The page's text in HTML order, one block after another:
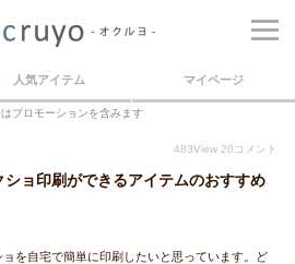
人気アイテム マイページ
プロモーションを含みます
483View 20 コメント
ショ印刷ができるアイテムのおすすめ
を自宅で簡単に印刷したいと思っています。ど